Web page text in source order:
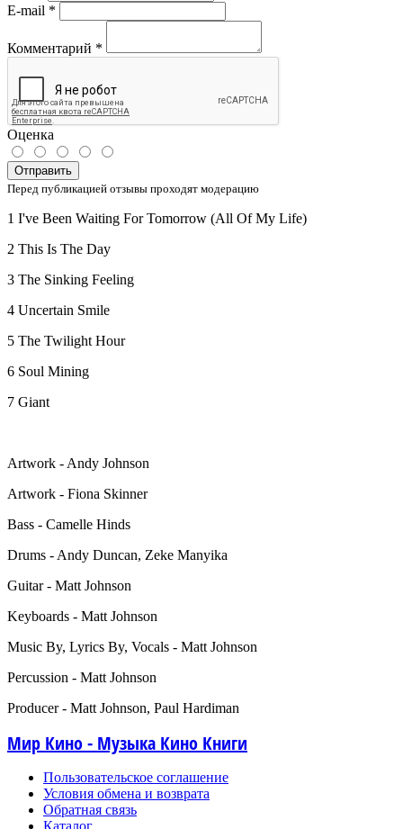
E-mail *
Комментарий *
Оценка
Отправить
Перед публикацией отзывы проходят модерацию
1 I've Been Waiting For Tomorrow (All Of My Life)
2 This Is The Day
3 The Sinking Feeling
4 Uncertain Smile
5 The Twilight Hour
6 Soul Mining
7 Giant
Artwork - Andy Johnson
Artwork - Fiona Skinner
Bass - Camelle Hinds
Drums - Andy Duncan, Zeke Manyika
Guitar - Matt Johnson
Keyboards - Matt Johnson
Music By, Lyrics By, Vocals - Matt Johnson
Percussion - Matt Johnson
Producer - Matt Johnson, Paul Hardiman
Мир Кино - Музыка Кино Книги
Пользовательское соглашение
Условия обмена и возврата
Обратная связь
Каталог